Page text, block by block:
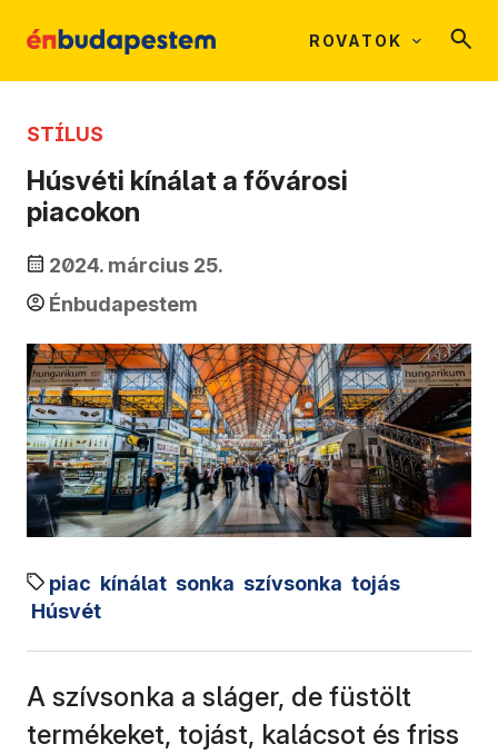
ROVATOK
STÍLUS
Húsvéti kínálat a fővárosi
piacokon
2024. március 25.
Énbudapestem
piac kínálat sonka szívsonka tojás
Húsvét
A szívsonka a sláger, de füstölt
termékeket, tojást, kalácsot és friss